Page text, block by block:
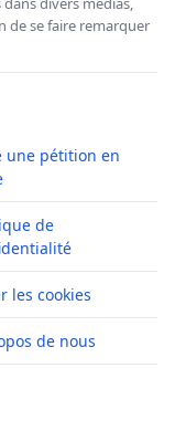
de se faire remarquer
une pétition en
de
les cookies
de nous